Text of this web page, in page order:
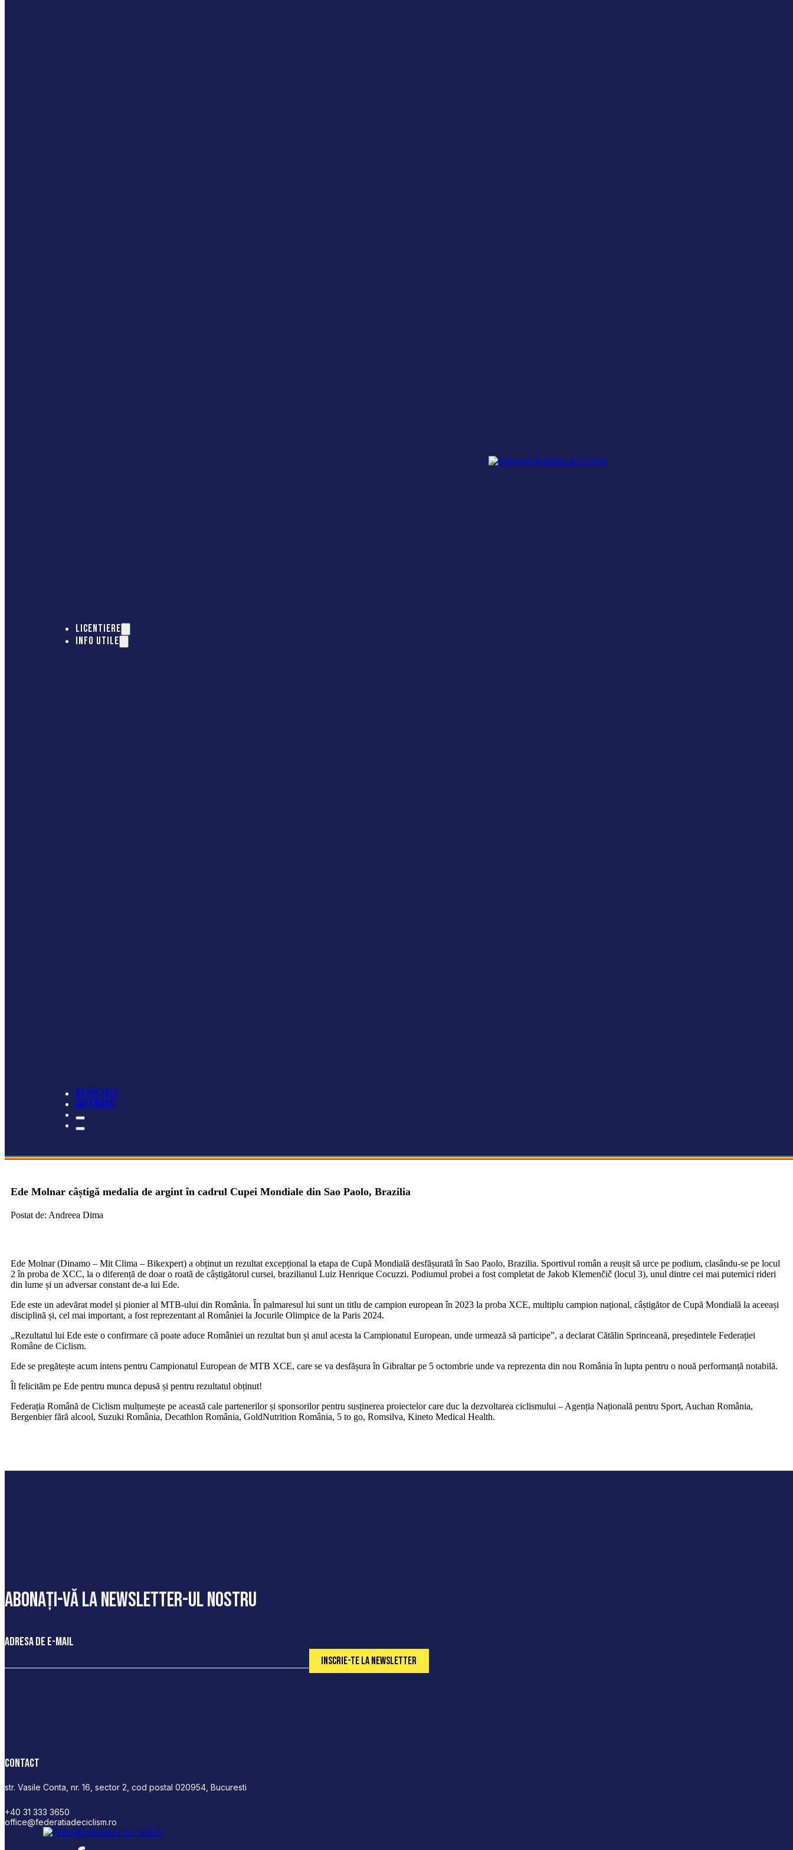
LICENTIERE
INFO UTILE
REZULTATE
CALENDAR
Ede Molnar câștigă medalia de argint în cadrul Cupei Mondiale din Sao Paolo, Brazilia
Postat de: Andreea Dima
Ede Molnar (Dinamo – Mit Clima – Bikexpert) a obținut un rezultat excepțional la etapa de Cupă Mondială desfășurată în Sao Paolo, Brazilia. Sportivul român a reușit să urce pe podium, clasându-se pe locul
2 în proba de XCC, la o diferență de doar o roată de câștigătorul cursei, brazilianul Luiz Henrique Cocuzzi. Podiumul probei a fost completat de Jakob Klemenčič (locul 3), unul dintre cei mai puternici rideri
din lume și un adversar constant de-a lui Ede.
Ede este un adevărat model și pionier al MTB-ului din România. În palmaresul lui sunt un titlu de campion european în 2023 la proba XCE, multiplu campion național, câștigător de Cupă Mondială la aceeași
disciplină și, cel mai important, a fost reprezentant al României la Jocurile Olimpice de la Paris 2024.
„Rezultatul lui Ede este o confirmare că poate aduce României un rezultat bun și anul acesta la Campionatul European, unde urmează să participe”, a declarat Cătălin Sprinceană, președintele Federației
Române de Ciclism.
Ede se pregătește acum intens pentru Campionatul European de MTB XCE, care se va desfășura în Gibraltar pe 5 octombrie unde va reprezenta din nou România în lupta pentru o nouă performanță notabilă.
Îl felicităm pe Ede pentru munca depusă și pentru rezultatul obținut!
Federația Română de Ciclism mulțumește pe această cale partenerilor și sponsorilor pentru susținerea proiectelor care duc la dezvoltarea ciclismului – Agenția Națională pentru Sport, Auchan România,
Bergenbier fără alcool, Suzuki România, Decathlon România, GoldNutrition România, 5 to go, Romsilva, Kineto Medical Health.
abonați-vă la newsletter-ul nostru
Adresa de e-mail
Contact
str. Vasile Conta, nr. 16, sector 2, cod postal 020954, Bucuresti
+40 31 333 3650
office@federatiadeciclism.ro